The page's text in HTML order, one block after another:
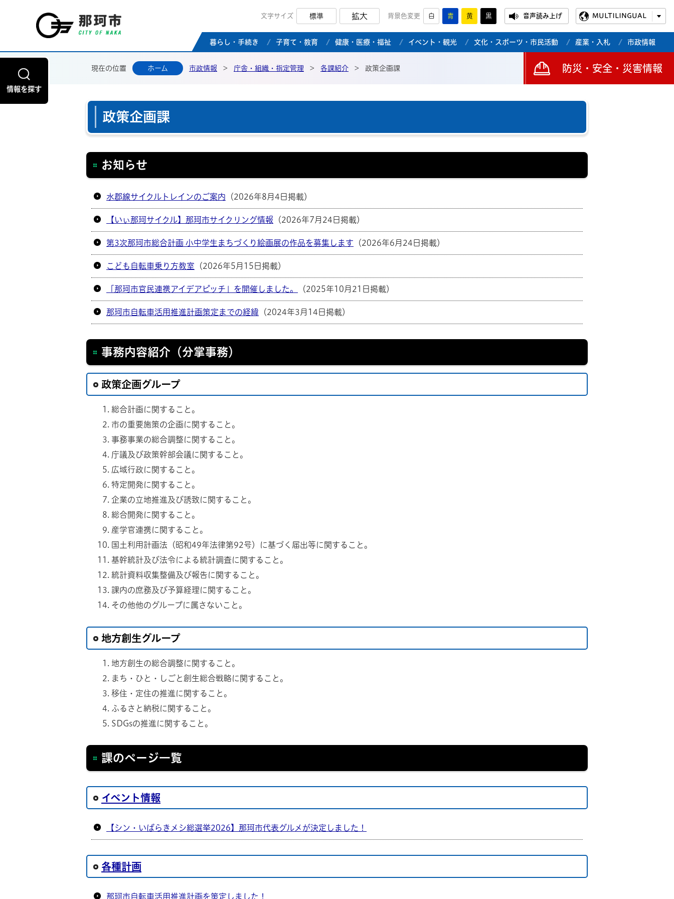
那珂市公式ホームページ
文字サイズ 標準 拡大 背景色変更 白 青 黄 黒 音声読み上げ MULTILINGUAL
暮らし・手続き 子育て・教育 健康・医療・福祉 イベント・観光 文化・スポーツ・市民活動 産業・入札 市政情報
情報を探す
現在の位置 ホーム 市政情報 > 庁舎・組織・指定管理 > 各課紹介 > 政策企画課 防災・安全・災害情報
政策企画課
お知らせ
水郡線サイクルトレインのご案内 （2026年8月4日掲載）
【いぃ那珂サイクル】那珂市サイクリング情報 （2026年7月24日掲載）
第3次那珂市総合計画 小中学生まちづくり絵画展の作品を募集します （2026年6月24日掲載）
こども自転車乗り方教室 （2026年5月15日掲載）
「那珂市官民連携アイデアピッチ」を開催しました。 （2025年10月21日掲載）
那珂市自転車活用推進計画策定までの経緯 （2024年3月14日掲載）
事務内容紹介（分掌事務）
政策企画グループ
総合計画に関すること。
市の重要施策の企画に関すること。
事務事業の総合調整に関すること。
庁議及び政策幹部会議に関すること。
広域行政に関すること。
特定開発に関すること。
企業の立地推進及び誘致に関すること。
総合開発に関すること。
産学官連携に関すること。
国土利用計画法（昭和49年法律第92号）に基づく届出等に関すること。
基幹統計及び法令による統計調査に関すること。
統計資料収集整備及び報告に関すること。
課内の庶務及び予算経理に関すること。
その他他のグループに属さないこと。
地方創生グループ
地方創生の総合調整に関すること。
まち・ひと・しごと創生総合戦略に関すること。
移住・定住の推進に関すること。
ふるさと納税に関すること。
SDGsの推進に関すること。
課のページ一覧
イベント情報
【シン・いばらきメシ総選挙2026】那珂市代表グルメが決定しました！
各種計画
那珂市自転車活用推進計画を策定しました！